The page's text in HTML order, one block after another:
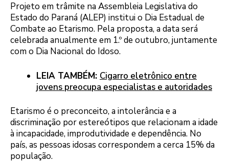
Projeto em trâmite na Assembleia Legislativa do
Estado do Paraná (ALEP) institui o Dia Estadual de
Combate ao Etarismo. Pela proposta, a data será
celebrada anualmente em 1.º de outubro, juntamente
com o Dia Nacional do Idoso.
LEIA TAMBÉM: Cigarro eletrônico entre
jovens preocupa especialistas e autoridades
Etarismo é o preconceito, a intolerância e a
discriminação por estereótipos que relacionam a idade
à incapacidade, improdutividade e dependência. No
país, as pessoas idosas correspondem a cerca 15% da
população.